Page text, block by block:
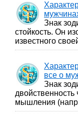
Знак
стойкость. Он
известного
все о
Знак
двойственность
мышления